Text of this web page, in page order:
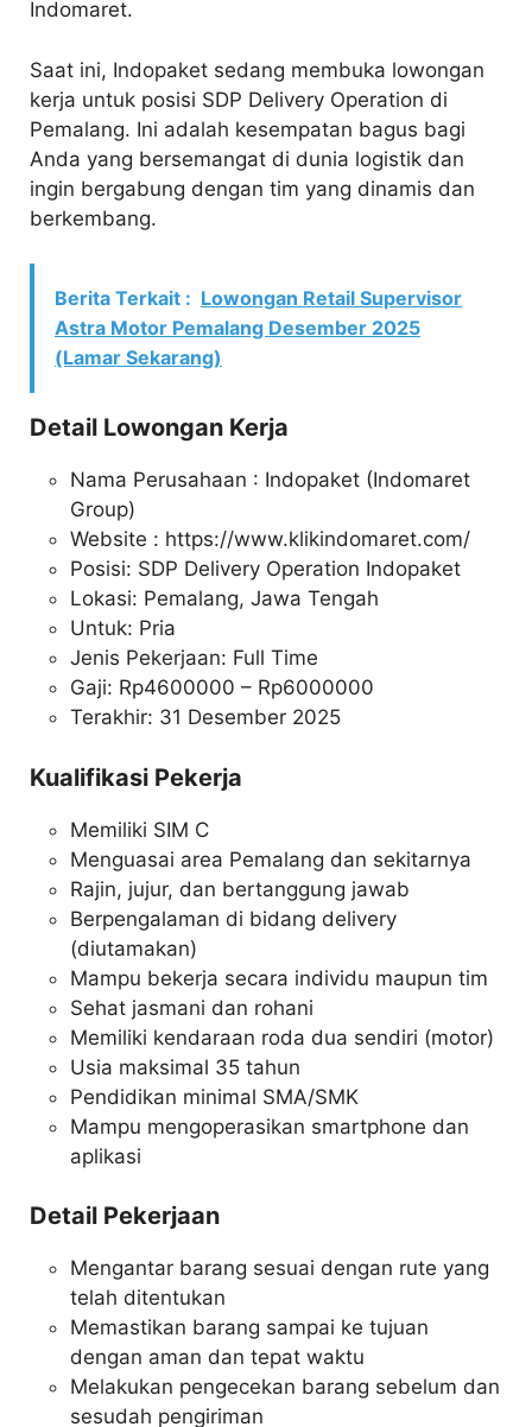
Indomaret.
Saat ini, Indopaket sedang membuka lowongan
kerja untuk posisi SDP Delivery Operation di
Pemalang. Ini adalah kesempatan bagus bagi
Anda yang bersemangat di dunia logistik dan
ingin bergabung dengan tim yang dinamis dan
berkembang.
Berita Terkait : Lowongan Retail Supervisor
Astra Motor Pemalang Desember 2025
(Lamar Sekarang)
Detail Lowongan Kerja
Nama Perusahaan : Indopaket (Indomaret
Group)
Website : https://www.klikindomaret.com/
Posisi: SDP Delivery Operation Indopaket
Lokasi: Pemalang, Jawa Tengah
Untuk: Pria
Jenis Pekerjaan: Full Time
Gaji: Rp4600000 – Rp6000000
Terakhir: 31 Desember 2025
Kualifikasi Pekerja
Memiliki SIM C
Menguasai area Pemalang dan sekitarnya
Rajin, jujur, dan bertanggung jawab
Berpengalaman di bidang delivery
(diutamakan)
Mampu bekerja secara individu maupun tim
Sehat jasmani dan rohani
Memiliki kendaraan roda dua sendiri (motor)
Usia maksimal 35 tahun
Pendidikan minimal SMA/SMK
Mampu mengoperasikan smartphone dan
aplikasi
Detail Pekerjaan
Mengantar barang sesuai dengan rute yang
telah ditentukan
Memastikan barang sampai ke tujuan
dengan aman dan tepat waktu
Melakukan pengecekan barang sebelum dan
sesudah pengiriman